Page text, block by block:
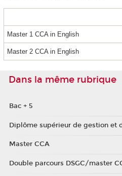
Master 1 CCA in English
Master 2 CCA in English
Dans la même rubrique
Bac + 5
Diplôme supérieur de gestion et
Master CCA
Double parcours DSGC/master